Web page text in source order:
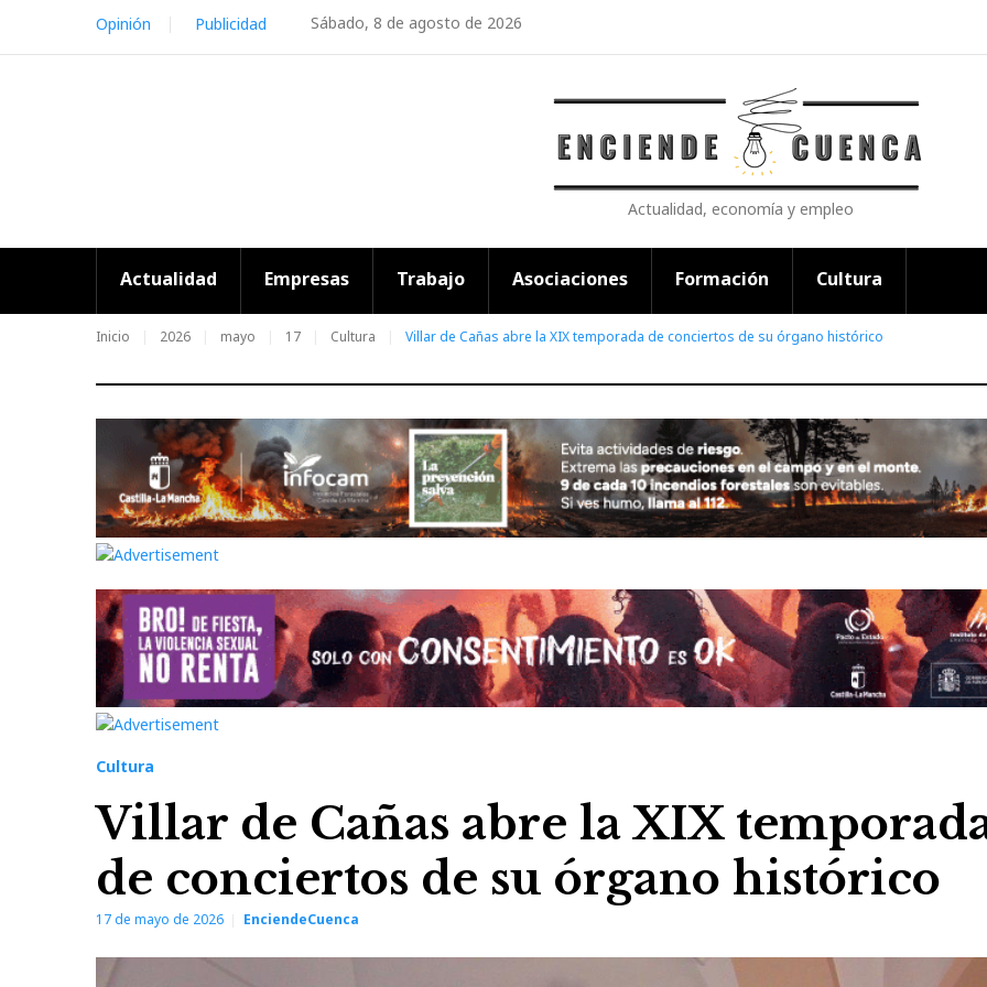
content
Sábado, 8 de agosto de 2026
Opinión Publicidad
Actualidad, economía y empleo
Actualidad Empresas Trabajo Asociaciones Formación Cultura
Inicio 2026 mayo 17 Cultura Villar de Cañas abre la XIX temporada de conciertos de su órgano histórico
Cultura
Villar de Cañas abre la XIX
de conciertos de su órgano histórico
17 de mayo de 2026 EnciendeCuenca